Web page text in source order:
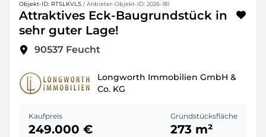
Objekt-ID: RTSLKVLS / Anbieter-Objekt-ID: 2026-181
Attraktives Eck-Baugrundstück in
sehr guter Lage!
90537 Feucht
Longworth Immobilien GmbH &
Co. KG
Kaufpreis
249.000 €
Grundstücksfläche
273 m²